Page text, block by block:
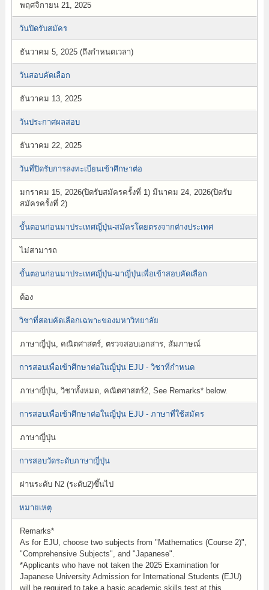
พฤศจิกายน 21, 2025
วันปิดรับสมัคร
ธันวาคม 5, 2025 (ถึงกำหนดเวลา)
วันสอบคัดเลือก
ธันวาคม 13, 2025
วันประกาศผลสอบ
ธันวาคม 22, 2025
วันที่ปิดรับการลงทะเบียนเข้าศึกษาต่อ
มกราคม 15, 2026(ปิดรับสมัครครั้งที่ 1) มีนาคม 24, 2026(ปิดรับ
สมัครครั้งที่ 2)
ขั้นตอนก่อนมาประเทศญี่ปุ่น-สมัครโดยตรงจากต่างประเทศ
ไม่สามารถ
ขั้นตอนก่อนมาประเทศญี่ปุ่น-มาญี่ปุ่นเพื่อเข้าสอบคัดเลือก
ต้อง
วิชาที่สอบคัดเลือกเฉพาะของมหาวิทยาลัย
ภาษาญี่ปุ่น, คณิตศาสตร์, ตรวจสอบเอกสาร, สัมภาษณ์
การสอบเพื่อเข้าศึกษาต่อในญี่ปุ่น EJU - วิชาที่กำหนด
ภาษาญี่ปุ่น, วิชาทั้งหมด, คณิตศาสตร์2, See Remarks* below.
การสอบเพื่อเข้าศึกษาต่อในญี่ปุ่น EJU - ภาษาที่ใช้สมัคร
ภาษาญี่ปุ่น
การสอบวัดระดับภาษาญี่ปุ่น
ผ่านระดับ N2 (ระดับ2)ขึ้นไป
หมายเหตุ
Remarks*
As for EJU, choose two subjects from "Mathematics (Course 2)",
"Comprehensive Subjects", and "Japanese".
*Applicants who have not taken the 2025 Examination for
Japanese University Admission for International Students (EJU)
will be required to take a basic academic skills test at this